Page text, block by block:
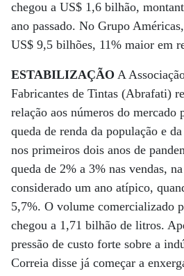
chegou a US$ 1,6 bilhão,
ano passado. No Grupo
US$ 9,5 bilhões, 11% maior em
ESTABILIZAÇÃO A
Fabricantes de Tintas (Abrafati)
relação aos números do mercado
queda de renda da população e
nos primeiros dois anos de
queda de 2% a 3% nas vendas,
considerado um ano atípico,
5,7%. O volume comercializado
chegou a 1,71 bilhão de litros.
pressão de custo forte sobre a
Correia disse já começar a